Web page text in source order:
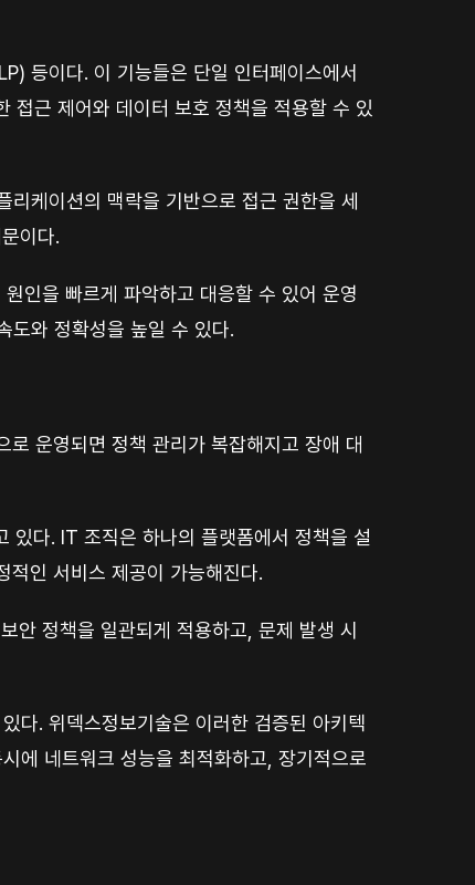
등이다. 이 기능들은 단일 인터페이스에서
접근 제어와 데이터 보호 정책을 적용할 수 있
케이션의 맥락을 기반으로 접근 권한을 세
이다.
인을 빠르게 파악하고 대응할 수 있어 운영
도와 정확성을 높일 수 있다.
운영되면 정책 관리가 복잡해지고 장애 대
다. IT 조직은 하나의 플랫폼에서 정책을 설
적인 서비스 제공이 가능해진다.
안 정책을 일관되게 적용하고, 문제 발생 시
. 위덱스정보기술은 이러한 검증된 아키텍
에 네트워크 성능을 최적화하고, 장기적으로